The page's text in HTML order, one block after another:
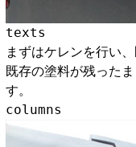
texts
まずはケレンを行い
既存の塗料が残った
す。
columns